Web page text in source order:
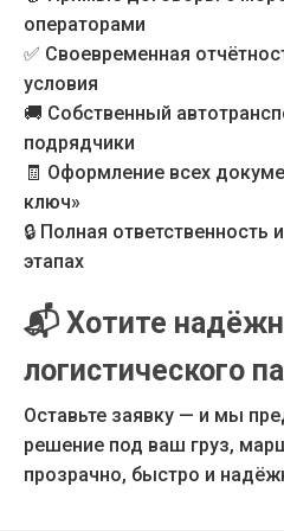
операторами
✅ Своевременная
условия
🚚 Собственный
подрядчики
🧾 Оформление всех
ключ»
🔒 Полная ответственность
этапах
📬 Хотите
логистического
Оставьте заявку — и мы
решение под ваш груз,
прозрачно, быстро и